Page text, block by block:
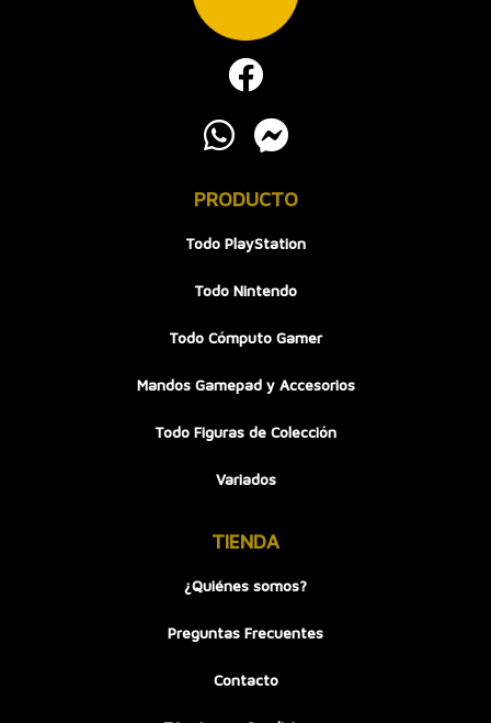
PRODUCTO
Todo PlayStation
Todo Nintendo
Todo Cómputo Gamer
Mandos Gamepad y Accesorios
Todo Figuras de Colección
Variados
TIENDA
¿Quiénes somos?
Preguntas Frecuentes
Contacto